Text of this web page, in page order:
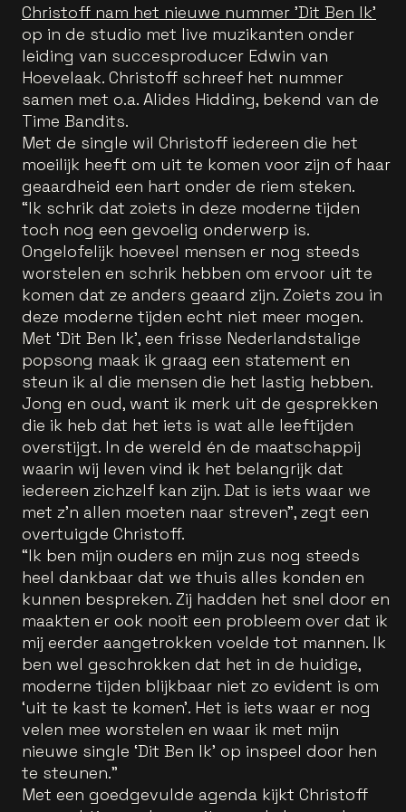
Christoff nam het nieuwe nummer 'Dit Ben Ik'
op in de studio met live muzikanten onder
leiding van succesproducer Edwin van
Hoevelaak. Christoff schreef het nummer
samen met o.a. Alides Hidding, bekend van de
Time Bandits.
Met de single wil Christoff iedereen die het
moeilijk heeft om uit te komen voor zijn of haar
geaardheid een hart onder de riem steken.
“Ik schrik dat zoiets in deze moderne tijden
toch nog een gevoelig onderwerp is.
Ongelofelijk hoeveel mensen er nog steeds
worstelen en schrik hebben om ervoor uit te
komen dat ze anders geaard zijn. Zoiets zou in
deze moderne tijden echt niet meer mogen.
Met ‘Dit Ben Ik’, een frisse Nederlandstalige
popsong maak ik graag een statement en
steun ik al die mensen die het lastig hebben.
Jong en oud, want ik merk uit de gesprekken
die ik heb dat het iets is wat alle leeftijden
overstijgt. In de wereld én de maatschappij
waarin wij leven vind ik het belangrijk dat
iedereen zichzelf kan zijn. Dat is iets waar we
met z’n allen moeten naar streven”, zegt een
overtuigde Christoff.
“Ik ben mijn ouders en mijn zus nog steeds
heel dankbaar dat we thuis alles konden en
kunnen bespreken. Zij hadden het snel door en
maakten er ook nooit een probleem over dat ik
mij eerder aangetrokken voelde tot mannen. Ik
ben wel geschrokken dat het in de huidige,
moderne tijden blijkbaar niet zo evident is om
‘uit te kast te komen’. Het is iets waar er nog
velen mee worstelen en waar ik met mijn
nieuwe single ‘Dit Ben Ik’ op inspeel door hen
te steunen."
Met een goedgevulde agenda kijkt Christoff